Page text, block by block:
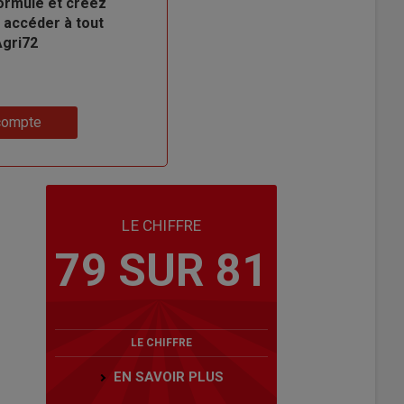
à tout
LE CHIFFRE
79 SUR 81
LE CHIFFRE
EN SAVOIR PLUS